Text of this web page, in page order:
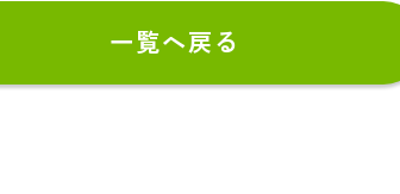
一覧へ戻る